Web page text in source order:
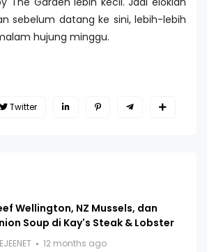
sebelum datang ke sini, lebih-lebih
hujung minggu.
Twitter
Wellington, NZ Mussels, dan
Soup di Kay's Steak & Lobster
12 months ago